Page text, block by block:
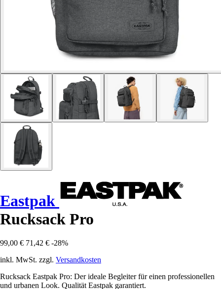
Eastpak
Rucksack Pro
99,00 € 71,42 € -28%
inkl. MwSt. zzgl. Versandkosten
Rucksack Eastpak Pro: Der ideale Begleiter für einen professionellen
und urbanen Look. Qualität Eastpak garantiert.